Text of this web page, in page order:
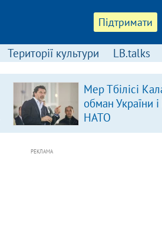
Підтримати
Території культури LB.talks
Мер Тбілісі
обман України і
НАТО
РЕКЛАМА